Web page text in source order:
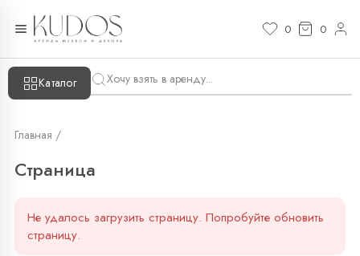
0 0
Каталог
Главная /
Страница
Не удалось загрузить страницу. Попробуйте обновить
страницу.